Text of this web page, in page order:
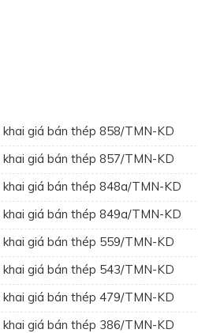
khai giá bán thép 858/TMN-KD
khai giá bán thép 857/TMN-KD
khai giá bán thép 848a/TMN-KD
khai giá bán thép 849a/TMN-KD
khai giá bán thép 559/TMN-KD
khai giá bán thép 543/TMN-KD
khai giá bán thép 479/TMN-KD
khai giá bán thép 386/TMN-KD